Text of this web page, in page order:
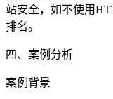
站安全，如不使用
排名。
四、案例分析
案例背景